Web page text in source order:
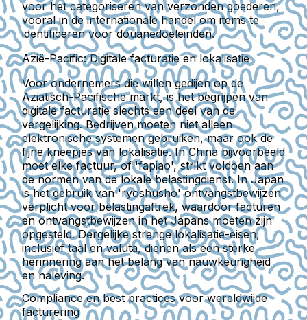
voor het categoriseren van verzonden goederen,
vooral in de internationale handel om items te
identificeren voor douanedoeleinden.
Azië-Pacific: Digitale facturatie en lokalisatie
Voor ondernemers die willen gedijen op de
Aziatisch-Pacifische markt, is het begrijpen van
digitale facturatie slechts een deel van de
vergelijking. Bedrijven moeten niet alleen
elektronische systemen gebruiken, maar ook de
fijne kneepjes van lokalisatie. In China bijvoorbeeld
moet elke factuur, of 'fapiao', strikt voldoen aan
de normen van de lokale belastingdienst. In Japan
is het gebruik van 'ryoshusho' ontvangstbewijzen
verplicht voor belastingaftrek, waardoor facturen
en ontvangstbewijzen in het Japans moeten zijn
opgesteld. Dergelijke strenge lokalisatie-eisen,
inclusief taal en valuta, dienen als een sterke
herinnering aan het belang van nauwkeurigheid
en naleving.
Compliance en best practices voor wereldwijde
facturering